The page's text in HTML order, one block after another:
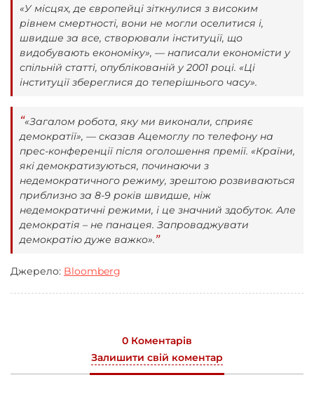
«У місцях, де європейці зіткнулися з високим
рівнем смертності, вони не могли оселитися і,
швидше за все, створювали інституції, що
видобувають економіку», — написали економісти у
спільній статті, опублікованій у 2001 році. «Ці
інституції збереглися до теперішнього часу».
«Загалом робота, яку ми виконали, сприяє
демократії», — сказав Ацемоглу по телефону на
прес-конференції після оголошення премії. «Країни,
які демократизуються, починаючи з
недемократичного режиму, зрештою розвиваються
приблизно за 8-9 років швидше, ніж
недемократичні режими, і це значний здобуток. Але
демократія – не панацея. Запроваджувати
демократію дуже важко».
Джерело: Bloomberg
0 Коментарів
Залишити свій коментар